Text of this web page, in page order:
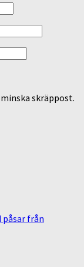
skräppost.
påsar från